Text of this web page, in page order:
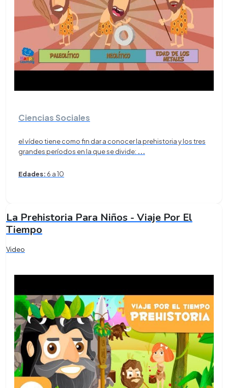
Ciencias Sociales
el vídeo tiene como fin dar a conocer la prehistoria y los tres
grandes períodos en la que se divide: ...
Edades: 6 a 10
La Prehistoria Para Niños - Viaje Por El
Tiempo
Video